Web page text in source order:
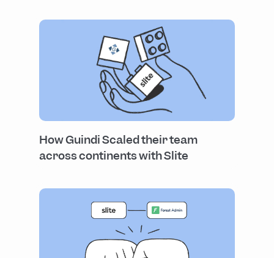
How Guindi Scaled their team
across continents with Slite